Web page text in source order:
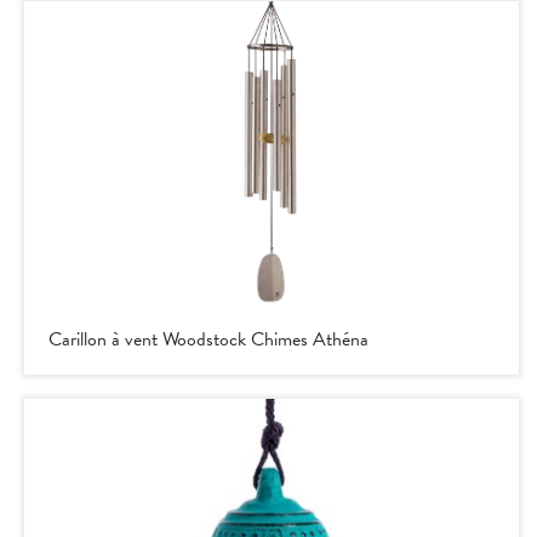
Carillon à vent Woodstock Chimes Athéna